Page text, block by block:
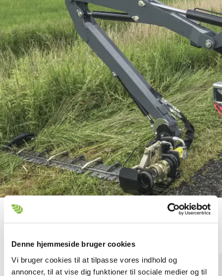
Denne hjemmeside bruger cookies
Vi bruger cookies til at tilpasse vores indhold og
annoncer, til at vise dig funktioner til sociale medier og til
Monteringsmuligheder